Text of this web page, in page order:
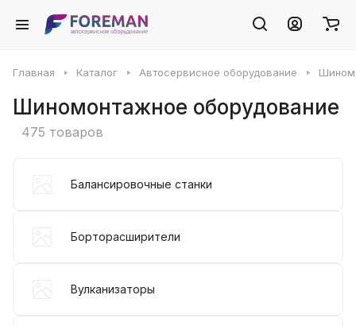
Главная Каталог Автосервисное оборудование
Шиномонтажное оборудование
475 товаров
Балансировочные станки
Борторасширители
Вулканизаторы